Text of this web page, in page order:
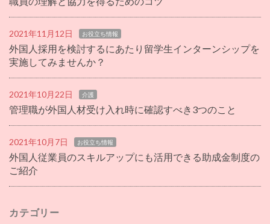
2021年11月12日 お役立ち情報
外国人採用を検討するにあたり留学生インターンシップを
実施してみませんか？
2021年10月22日 介護
管理職が外国人材受け入れ時に確認すべき3つのこと
2021年10月7日 お役立ち情報
外国人従業員のスキルアップにも活用できる助成金制度の
ご紹介
カテゴリー